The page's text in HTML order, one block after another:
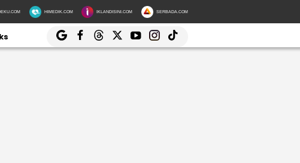
HIMEDIK.COM IKLANDISINI.COM SERBADA.COM